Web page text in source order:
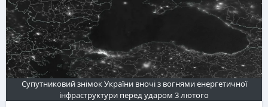
Супутниковий знімок України вночі з вогнями енергетичної
інфраструктури перед ударом 3 лютого